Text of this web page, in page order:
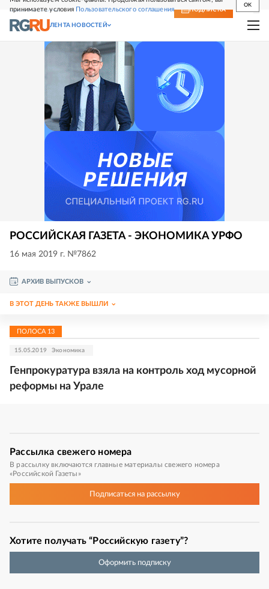
принимаете условия Пользовательского соглашения
OK
СВЕЖИЙ НОМЕР ПОДПИСКА
ЛЕНТА НОВОСТЕЙ
РОССИЙСКАЯ ГАЗЕТА - ЭКОНОМИКА УРФО
16 мая 2019 г. №7862
АРХИВ ВЫПУСКОВ
В ЭТОТ ДЕНЬ ТАКЖЕ ВЫШЛИ
ПОЛОСА 13
15.05.2019 Экономика
Генпрокуратура взяла на контроль ход мусорной
реформы на Урале
Рассылка свежего номера
В рассылку включаются главные материалы свежего номера
«Российской Газеты»
Подписатьсяна рассылку
Хотите получать “Российскую газету”?
Оформить подписку